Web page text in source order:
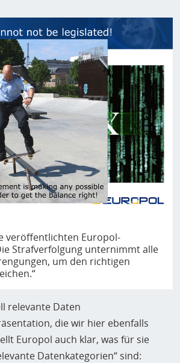
advocating the general or
of any available
making best effort to draw the
necessary in order to prevent
crime and terrorism. Focus
would not be absolutely
against serious crime and
veröffentlichten Europol-
Strafverfolgung unternimmt alle
um den richtigen
relevante Daten
die wir hier ebenfalls
Europol auch klar, was für sie
Datenkategorien“ sind: